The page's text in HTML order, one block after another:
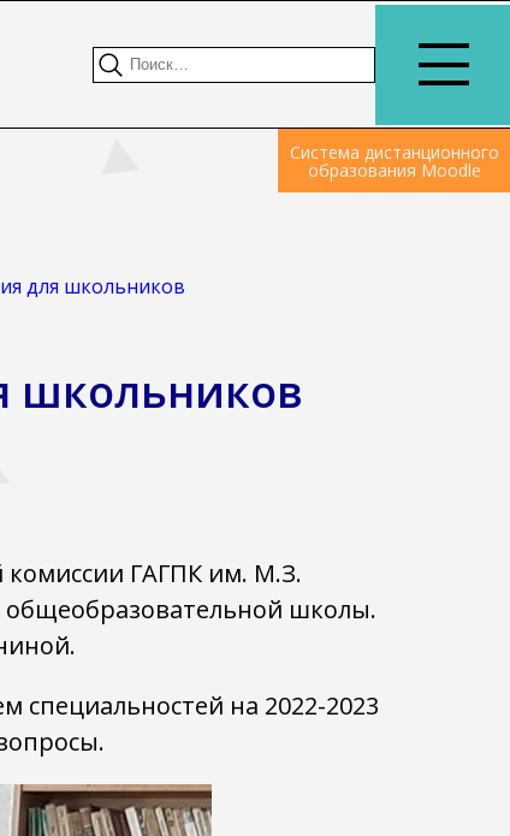
Система дистанционного
образования Moodle
для школьников
школьников
комиссии ГАГПК им. М.З.
общеобразовательной школы.
на 2022-2023